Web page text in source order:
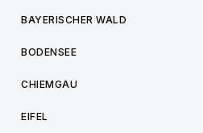
BAYERISCHER WALD
BODENSEE
CHIEMGAU
EIFEL